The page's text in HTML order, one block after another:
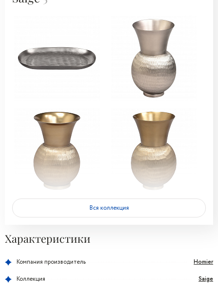
Вся коллекция
Характеристики
Компания производитель Homier
Коллекция Saige